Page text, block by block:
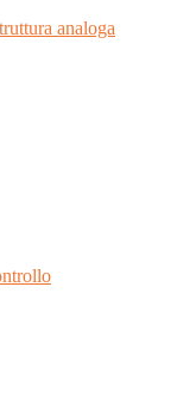
analoga